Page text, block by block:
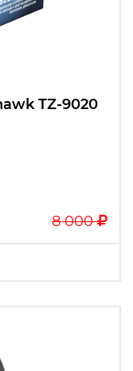
TZ-9020
8 000